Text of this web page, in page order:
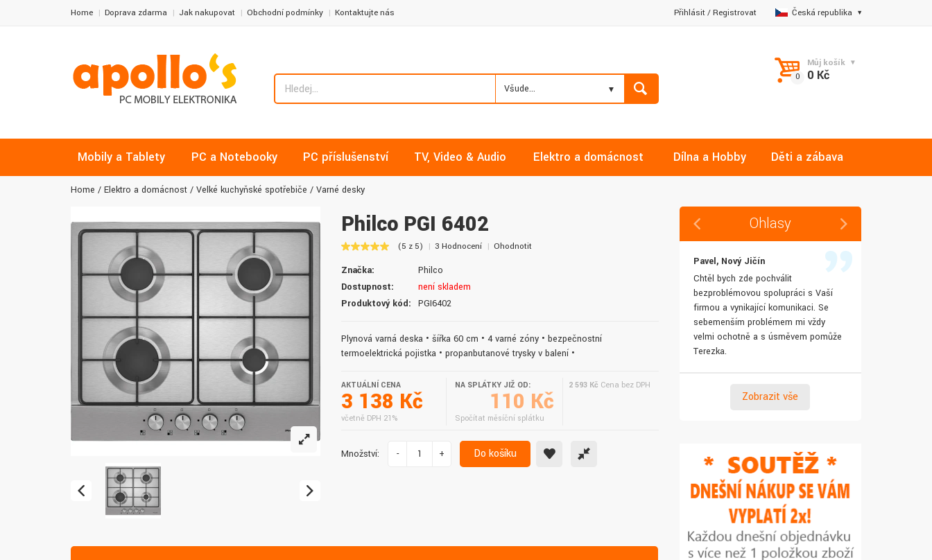
Home Doprava zdarma Jak nakupovat Obchodní podmínky Kontaktujte nás Česká republika
Přihlásit/Registrovat
Všude...
Můj košík
0 Kč
Mobily a Tablety PC a Notebooky PC příslušenství TV, Video & Audio Elektro a domácnost Dílna a Hobby Děti a zábava
Home Elektro a domácnost Velké kuchyňské spotřebiče Varné desky
Philco PGI 6402
(5 z 5) 3 Hodnocení Ohodnotit
Značka:
Philco
Dostupnost:
není skladem
Produktový kód:
PGI6402
Plynová varná deska • šířka 60 cm • 4 varné zóny • bezpečnostní
termoelektrická pojistka • propanbutanové trysky v balení •
AKTUÁLNÍ CENA
3 138 Kč
včetně DPH 21%
NA SPLÁTKY JIŽ OD:
110 Kč
Spočítat měsíční splátku
2 593 Kč Cena bez DPH
Množství: - + Do košíku
Ohlasy
vždy v pořádku. Vše skladem a za
normální ceny. Třešničkou na dortu je
Pavel, Nový Jičín
Chtěl bych zde pochválit
bezproblémovou spolupráci s Vaší
firmou a vynikající komunikaci. Se
sebemenším problémem mi vždy
velmi ochotně a s úsměvem pomůže
Terezka.
Zobrazit vše